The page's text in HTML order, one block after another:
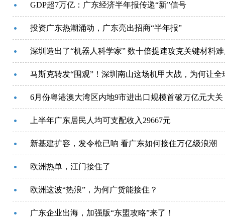
GDP超7万亿：广东经济半年报传递“新”信号
投资广东热潮涌动，广东亮出招商“半年报”
深圳造出了“机器人科学家” 数十倍提速攻克关键材料
马斯克转发“围观”！深圳南山这场机甲大战，为何让
6月份粤港澳大湾区内地9市进出口规模首破万亿元大关
上半年广东居民人均可支配收入29667元
新基建扩容，发令枪已响 看广东如何接住万亿级浪潮
欧洲热单，江门接住了
欧洲这波“热浪”，为何广货能接住？
广东企业出海，加强版“东盟攻略”来了！